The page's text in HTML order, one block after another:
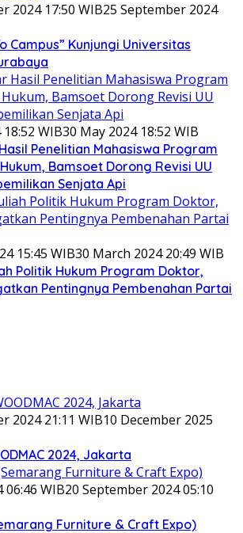
2024 17:50 WIB25 September 2024
Campus” Kunjungi Universitas
WIB30 May 2024 18:52 WIB
Penelitian Mahasiswa Program
Bamsoet Dorong Revisi UU
Senjata Api
15:45 WIB30 March 2024 20:49 WIB
Politik Hukum Program Doktor,
Pentingnya Pembenahan Partai
2024 21:11 WIB10 December 2025
2024, Jakarta
06:46 WIB20 September 2024 05:10
Furniture & Craft Expo)